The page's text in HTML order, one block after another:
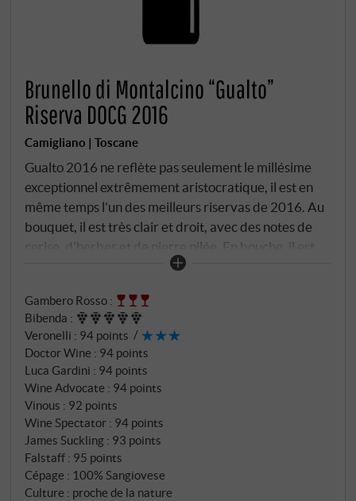
Brunello di Montalcino “Gualto”
Riserva DOCG 2016
Camigliano | Toscane
Gualto 2016 ne reflète pas seulement le millésime
exceptionnel extrêmement aristocratique, il est en
même temps l'un des meilleurs riservas de 2016. Au
bouquet, il est très clair et droit, avec des notes de
cerise, d'herbes et de pierre pilée. En bouche, il est
plein et souple, sa texture est élégante et fine, les
sont remarquablement bien équilibrés. Ce vin ne
révélera certes sa véritable grandeur que dans
quelques années, mais il offre dès aujourd'hui un
caractère extrêmement savoureux et engageant.
Pour une riserva, il a étonnamment beaucoup de fruit
et une élégance qui en fait l'un des représentants les
plus charmants de son genre. Ce vin (moins de 4.000
bouteilles ont été mises en bouteille) ne peut
manquer dans une cave bien fournie !
SUPERIORE.DE
Gambero Rosso :
Bibenda :
Veronelli : 94 points
Doctor Wine : 94 points
Luca Gardini : 94 points
Wine Advocate : 94 points
Vinous : 92 points
Wine Spectator : 94 points
James Suckling : 93 points
Falstaff : 95 points
Cépage : 100% Sangiovese
Culture : proche de la nature